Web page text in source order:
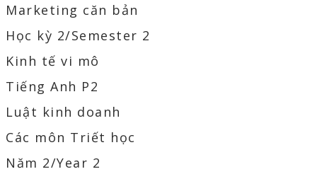
Marketing căn bản
Học kỳ 2/Semester 2
Kinh tế vi mô
Tiếng Anh P2
Luật kinh doanh
Các môn Triết học
Năm 2/Year 2